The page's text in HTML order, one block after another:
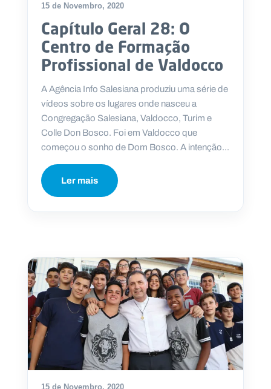
15 de Novembro, 2020
Capítulo Geral 28: O
Centro de Formação
Profissional de Valdocco
A Agência Info Salesiana produziu uma série de
vídeos sobre os lugares onde nasceu a
Congregação Salesiana, Valdocco, Turim e
Colle Don Bosco. Foi em Valdocco que
começou o sonho de Dom Bosco. A intenção...
Ler mais
15 de Novembro, 2020
N
w
s
l
e
tt
r